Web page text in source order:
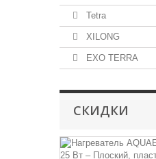
Tetra
XILONG
EXO TERRA
СКИДКИ